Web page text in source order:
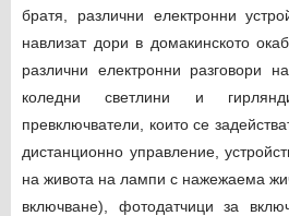
братя, различни електронни
навлизат дори в домакинското
различни електронни разговори
коледни светлини и
превключватели, които се
дистанционно управление,
на живота на лампи с нажежаема
включване), фотодатчици за